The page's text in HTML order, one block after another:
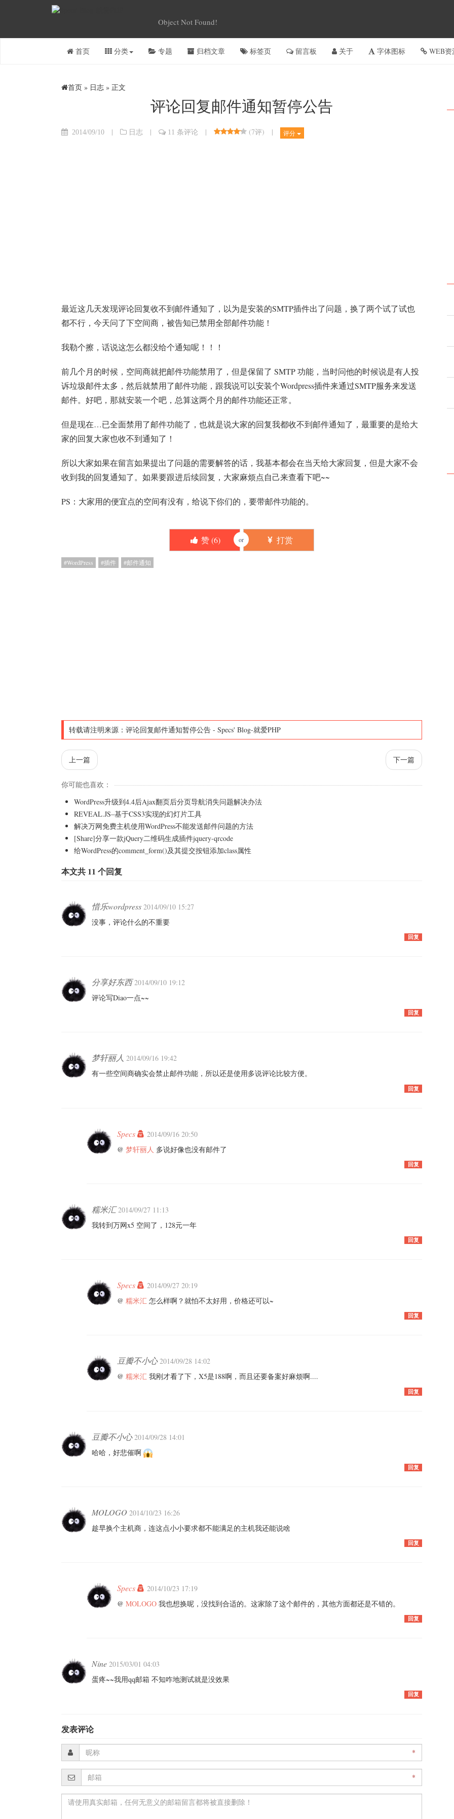
Object Not Found!
首页 分类 专题 归档文章 标签页 留言板 关于 字体图标 WEB资
首页 » 日志 » 正文
评论回复邮件通知暂停公告
2014/09/10 | 日志 | 11 条评论 | (7评) | 评分
最近这几天发现评论回复收不到邮件通知了，以为是安装的SMTP插件出了问题，换了两个试了试也
都不行，今天问了下空间商，被告知已禁用全部邮件功能！
我勒个擦，话说这怎么都没给个通知呢！！！
前几个月的时候，空间商就把邮件功能禁用了，但是保留了 SMTP 功能，当时问他的时候说是有人投
诉垃圾邮件太多，然后就禁用了邮件功能，跟我说可以安装个Wordpress插件来通过SMTP服务来发送
邮件。好吧，那就安装一个吧，总算这两个月的邮件功能还正常。
但是现在…已全面禁用了邮件功能了，也就是说大家的回复我都收不到邮件通知了，最重要的是给大
家的回复大家也收不到通知了！
所以大家如果在留言如果提出了问题的需要解答的话，我基本都会在当天给大家回复，但是大家不会
收到我的回复通知了。如果要跟进后续回复，大家麻烦点自己来查看下吧~~
PS：大家用的便宜点的空间有没有，给说下你们的，要带邮件功能的。
赞 (6) or 打赏
WordPress 插件 邮件通知
转载请注明来源： 评论回复邮件通知暂停公告 - Specs' Blog-就爱PHP
上一篇 下一篇
你可能也喜欢：
WordPress升级到4.4后Ajax翻页后分页导航消失问题解决办法
REVEAL.JS–基于CSS3实现的幻灯片工具
解决万网免费主机使用WordPress不能发送邮件问题的方法
[Share]分享一款jQuery二维码生成插件jquery-qrcode
给WordPress的comment_form()及其提交按钮添加class属性
本文共 11 个回复
惜乐wordpress 2014/09/10 15:27
没事，评论什么的不重要
回复
分享好东西2014/09/10 19:12
评论写Diao一点~~
回复
梦轩丽人 2014/09/16 19:42
有一些空间商确实会禁止邮件功能，所以还是使用多说评论比较方便。
回复
Specs
2014/09/16 20:50
@ 梦轩丽人 多说好像也没有邮件了
回复
糯米汇2014/09/27 11:13
我转到万网x5 空间了，128元一年
回复
Specs
2014/09/27 20:19
@ 糯米汇 怎么样啊？就怕不太好用，价格还可以~
回复
豆瓣不小心2014/09/28 14:02
@ 糯米汇 我刚才看了下，X5是188啊，而且还要备案好麻烦啊....
回复
豆瓣不小心2014/09/28 14:01
哈哈，好悲催啊
回复
MOLOGO 2014/10/23 16:26
趁早换个主机商，连这点小小要求都不能满足的主机我还能说啥
回复
Specs
2014/10/23 17:19
@ MOLOGO 我也想换呢，没找到合适的。这家除了这个邮件的，其他方面都还是不错的。
回复
Nine 2015/03/01 04:03
蛋疼~~我用qq邮箱 不知咋地测试就是没效果
回复
发表评论
*
*